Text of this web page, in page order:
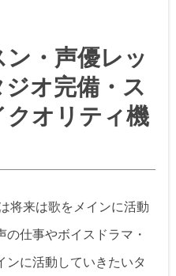
・声優レッ
オ完備・ス
クオリティ機
将来は歌をメインに活動
仕事やボイスドラマ・
ンに活動していきたいタ